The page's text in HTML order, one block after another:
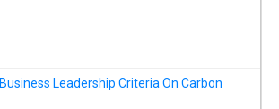
Business Leadership Criteria On Carbon